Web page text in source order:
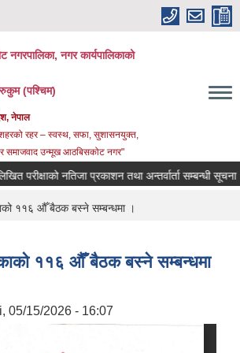
नगरपालिका, नगर कार्यपालिकाको
रुकुम (पश्चिम)
नेपाल
शहरको रहर – स्वस्थ, सफा, सुशासनयुक्त,
समाजवाद उन्मूख आठबिसकोट नगर"
नतिजा प्रकाशन तथा अन्तर्वार्ता सम्बन्धी सूचना ।
११६ औँ बैठक बस्ने सम्बन्धमा ।
११६ औँ बैठक बस्ने सम्बन्धमा
05/15/2026 - 16:07